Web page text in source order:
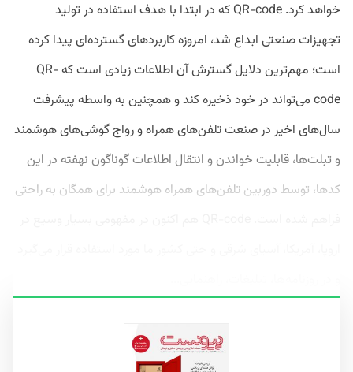
خواهد کرد. QR-code که در ابتدا با هدف استفاده در تولید
تجهیزات صنعتی ابداع شد، امروزه کاربردهای گسترده‌ای پیدا کرده
است؛ مهم‌ترین دلایل گسترش آن اطلاعات زیادی است که QR-
code می‌تواند در خود ذخیره کند و همچنین به واسطه پیشرفت
سال‌های اخیر در صنعت تلفن‌های همراه و رواج گوشی‌های هوشمند
و تبلت‌ها، قابلیت خواندن و انتقال اطلاعات گوناگون نهفته در این
کدها، توسط دوربین تلفن‌های همراه هوشمند برای همگان به راحتی